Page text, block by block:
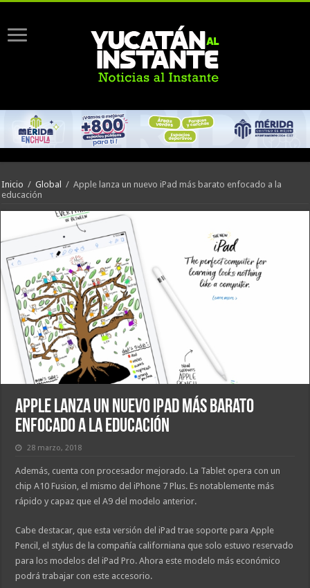
Inicio / Global / Apple lanza un nuevo iPad más barato enfocado a la
educación
Apple lanza un nuevo iPad más barato
enfocado a la educación
28 marzo, 2018
Además, cuenta con procesador mejorado. La Tablet opera con un
chip A10 Fusion, el mismo del iPhone 7 Plus. Es notablemente más
rápido y capaz que el A9 del modelo anterior.
Cabe destacar, que esta versión del iPad trae soporte para Apple
Pencil, el stylus de la compañía californiana que solo estuvo reservado
para los modelos del iPad Pro. Ahora este modelo más económico
podrá trabajar con este accesorio.